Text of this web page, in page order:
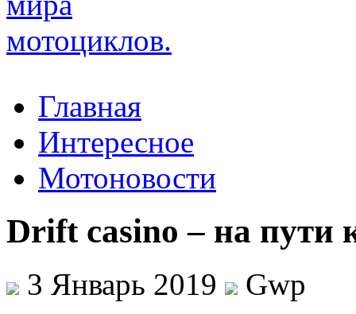
Главная
Интересное
Мотоновости
Drift casino – на пути
3 Январь 2019
Gwp